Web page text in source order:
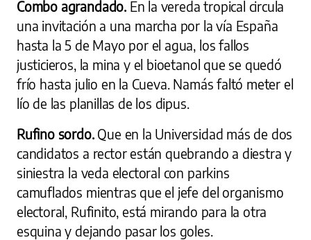
Combo agrandado. En la vereda tropical circula
una invitación a una marcha por la vía España
hasta la 5 de Mayo por el agua, los fallos
justicieros, la mina y el bioetanol que se quedó
frío hasta julio en la Cueva. Namás faltó meter el
lío de las planillas de los dipus.
Rufino sordo. Que en la Universidad más de dos
candidatos a rector están quebrando a diestra y
siniestra la veda electoral con parkins
camuflados mientras que el jefe del organismo
electoral, Rufinito, está mirando para la otra
esquina y dejando pasar los goles.